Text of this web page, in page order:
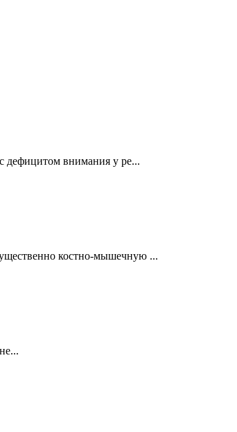
дефицитом внимания у ре...
костно-мышечную ...